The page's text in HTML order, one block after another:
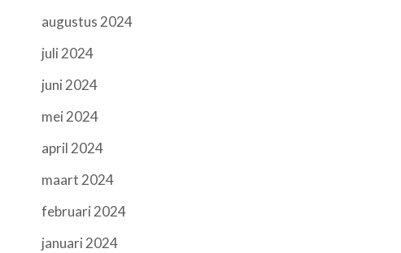
augustus 2024
juli 2024
juni 2024
mei 2024
april 2024
maart 2024
februari 2024
januari 2024